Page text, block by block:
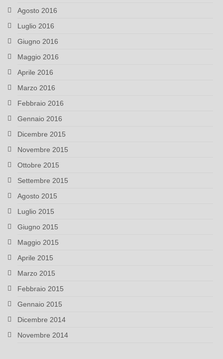
Agosto 2016
Luglio 2016
Giugno 2016
Maggio 2016
Aprile 2016
Marzo 2016
Febbraio 2016
Gennaio 2016
Dicembre 2015
Novembre 2015
Ottobre 2015
Settembre 2015
Agosto 2015
Luglio 2015
Giugno 2015
Maggio 2015
Aprile 2015
Marzo 2015
Febbraio 2015
Gennaio 2015
Dicembre 2014
Novembre 2014